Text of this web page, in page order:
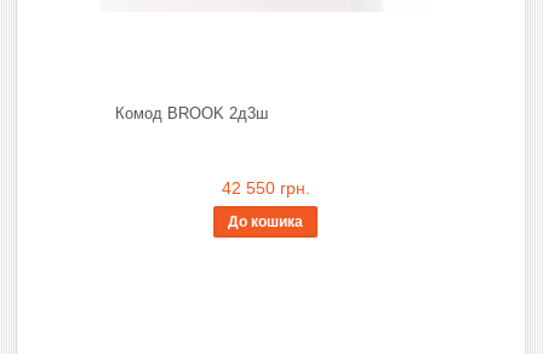
Комод BROOK 2д3ш
42 550 грн.
До кошика